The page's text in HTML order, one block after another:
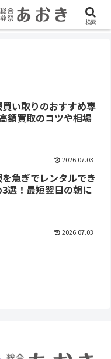
、郡山市でのご葬儀なら、安
で
い取りのおすすめ専
額買取のコツや相場
2026.07.03
急ぎでレンタルでき
選！最短翌日の朝に
2026.07.03
検索